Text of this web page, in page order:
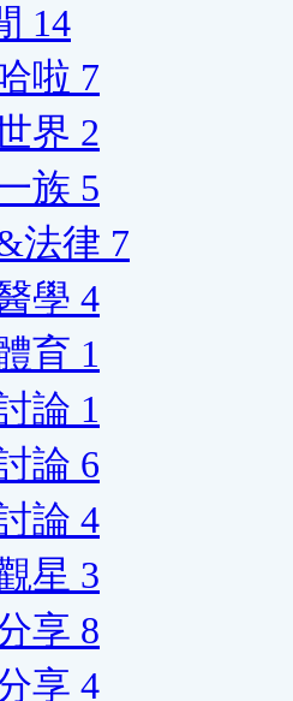
14
啦 7
界 2
族 5
法律 7
學 4
育 1
論 1
論 6
論 4
星 3
享 8
享 4